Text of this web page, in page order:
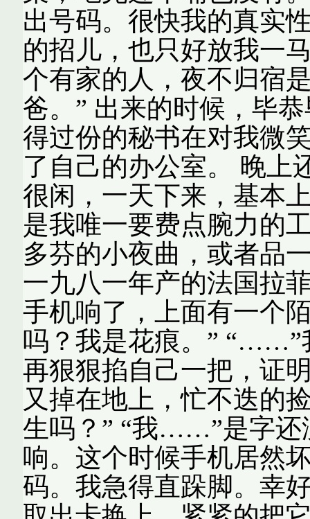
出号码。很快我的真实
的招儿，也只好放我一
个有家的人，夜不归宿
爸。” 出来的时候，毕
得过份的秘书在对我微
了自己的办公室。 晚上
很闲，一天下来，基本
是我唯一要费点腕力的
多芬的小夜曲，或者品
一九八一年产的法国拉
手机响了，上面有一个
吗？我是花痕。” “……”
再狠狠掐自己一把，证
又掉在地上，忙不迭的
生吗？” “我……”是字还
响。这个时候手机居然
码。我急得直跺脚。幸